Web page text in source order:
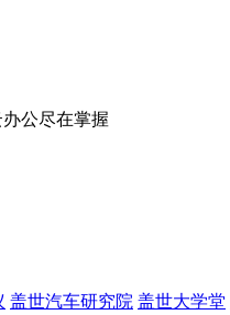
公尽在掌握
盖世汽车研究院 盖世大学堂